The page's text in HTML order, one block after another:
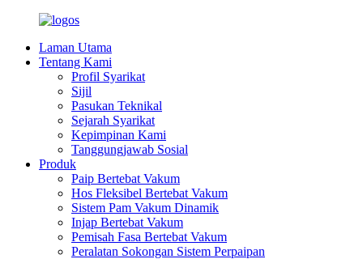
Laman Utama
Tentang Kami
Profil Syarikat
Sijil
Pasukan Teknikal
Sejarah Syarikat
Kepimpinan Kami
Tanggungjawab Sosial
Produk
Paip Bertebat Vakum
Hos Fleksibel Bertebat Vakum
Sistem Pam Vakum Dinamik
Injap Bertebat Vakum
Pemisah Fasa Bertebat Vakum
Peralatan Sokongan Sistem Perpaipan